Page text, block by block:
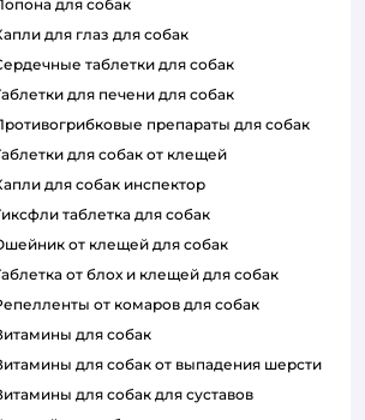
попона для собак
капли для глаз для собак
сердечные таблетки для собак
таблетки для печени для собак
противогрибковые препараты для собак
таблетки для собак от клещей
капли для собак инспектор
тиксфли таблетка для собак
ошейник от клещей для собак
таблетка от блох и клещей для собак
репелленты от комаров для собак
витамины для собак
витамины для собак от выпадения шерсти
витамины для собак для суставов